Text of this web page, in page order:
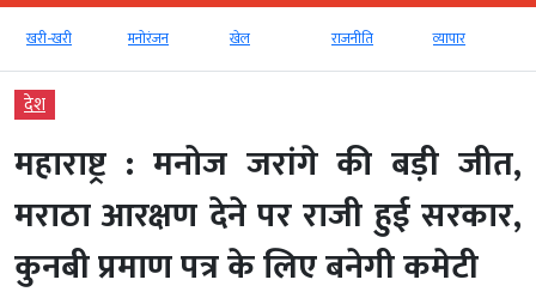
खरी-खरी मनोरंजन खेल राजनीति व्‍यापार
देश
महाराष्ट्र : मनोज जरांगे की बड़ी जीत,
मराठा आरक्षण देने पर राजी हुई सरकार,
कुनबी प्रमाण पत्र के लिए बनेगी कमेटी